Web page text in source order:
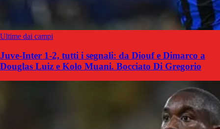
Ultime dai campi
Juve-Inter 1-2, tutti i segnali: da Diouf e Dimarco a
Douglas Luiz e Kolo Muani. Bocciato Di Gregorio